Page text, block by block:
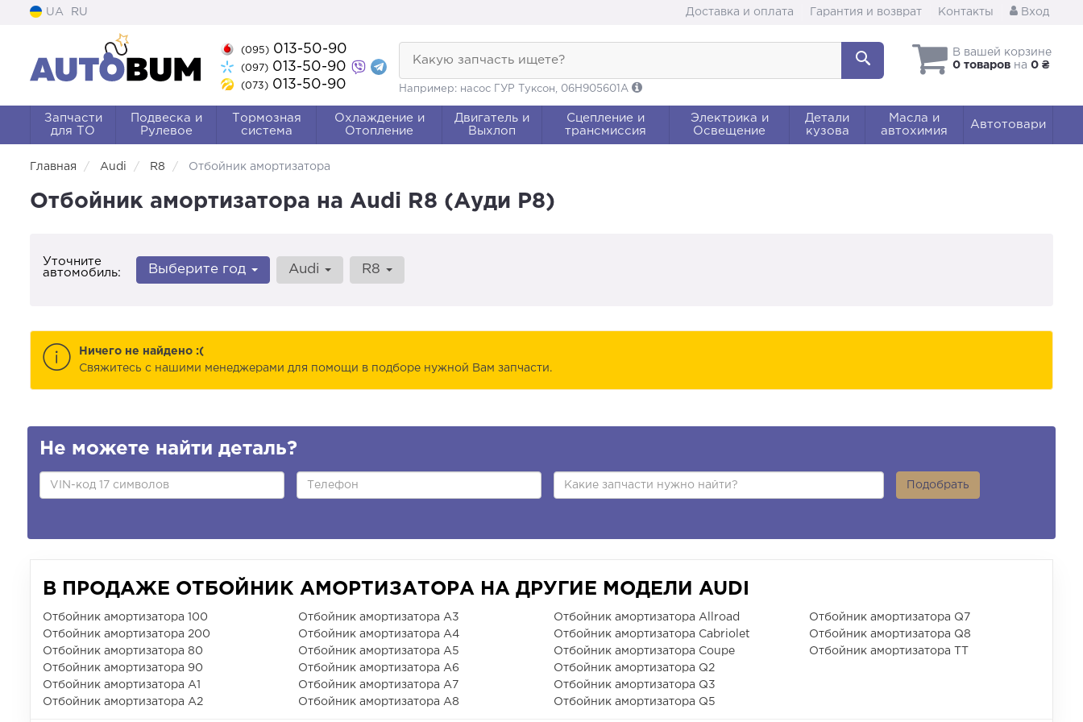
UA RU Доставка и оплата Гарантия и возврат Контакты Вход
(095)013-50-90
(097)013-50-90
(073)013-50-90
В вашей корзине
0 товаров на 0 ₴
Какую запчасть ищете?
Например: насос ГУР Туксон, 06H905601A
Запчасти
для ТО
Подвеска и
Рулевое
Тормозная
система
Охлаждение и
Отопление
Двигатель и
Выхлоп
Сцепление и
трансмиссия
Электрика и
Освещение
Детали
кузова
Масла и
автохимия
Автотовари
Главная Audi R8 Отбойник амортизатора
Отбойник амортизатора на Audi R8 (Ауди Р8)
Уточните
автомобиль:
Выберите год Audi R8
Ничего не найдено :(
Cвяжитесь с нашими менеджерами для помощи в подборе нужной Вам запчасти.
Не можете найти деталь?
Подобрать
В ПРОДАЖЕ ОТБОЙНИК АМОРТИЗАТОРА НА ДРУГИЕ МОДЕЛИ AUDI
Отбойник амортизатора 100
Отбойник амортизатора 200
Отбойник амортизатора 80
Отбойник амортизатора 90
Отбойник амортизатора A1
Отбойник амортизатора A2
Отбойник амортизатора A3
Отбойник амортизатора A4
Отбойник амортизатора A5
Отбойник амортизатора A6
Отбойник амортизатора A7
Отбойник амортизатора A8
Отбойник амортизатора Allroad
Отбойник амортизатора Cabriolet
Отбойник амортизатора Coupe
Отбойник амортизатора Q2
Отбойник амортизатора Q3
Отбойник амортизатора Q5
Отбойник амортизатора Q7
Отбойник амортизатора Q8
Отбойник амортизатора TT